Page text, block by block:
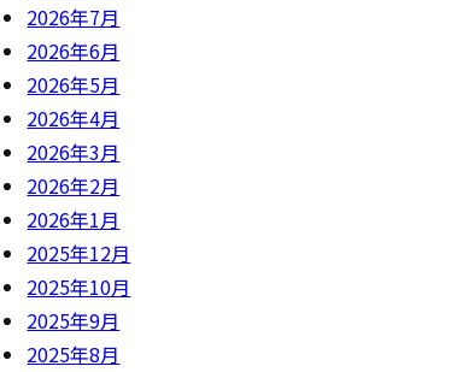
2026年7月
2026年6月
2026年5月
2026年4月
2026年3月
2026年2月
2026年1月
2025年12月
2025年10月
2025年9月
2025年8月